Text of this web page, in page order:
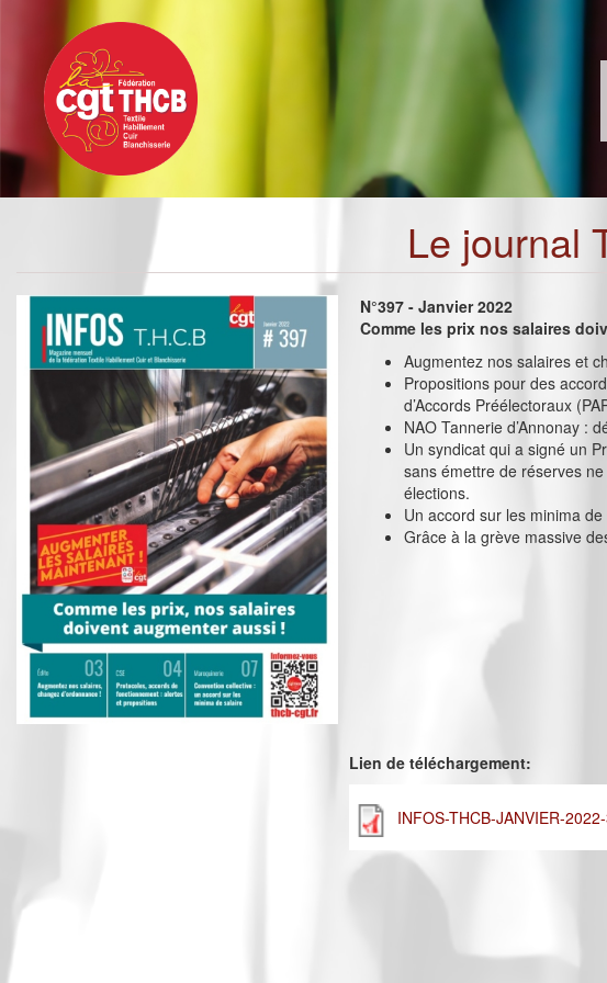
contenu
principal
Le journal
N°397 - Janvier 2022
Comme les prix nos salaires
Augmentez nos salaires et
Propositions pour des
d’Accords Préélectoraux
NAO Tannerie d’Annonay :
Un syndicat qui a signé un
sans émettre de réserves
élections.
Un accord sur les minima
Grâce à la grève massive
Lien de téléchargement:
INFOS-THCB-JANVIER-